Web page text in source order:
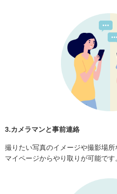
3.カメラマンと事前連絡
撮りたい写真のイメージや撮影場所
マイページからやり取りが可能です